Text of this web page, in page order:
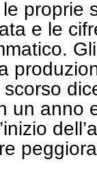
proprie
e le
un anno